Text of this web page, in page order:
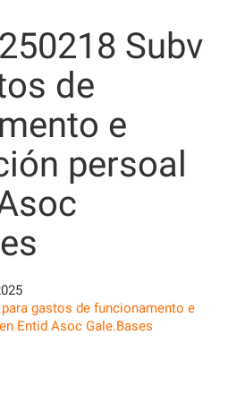
Subv
de
e
persoal
para gastos de funcionamento e
Entid Asoc Gale.Bases